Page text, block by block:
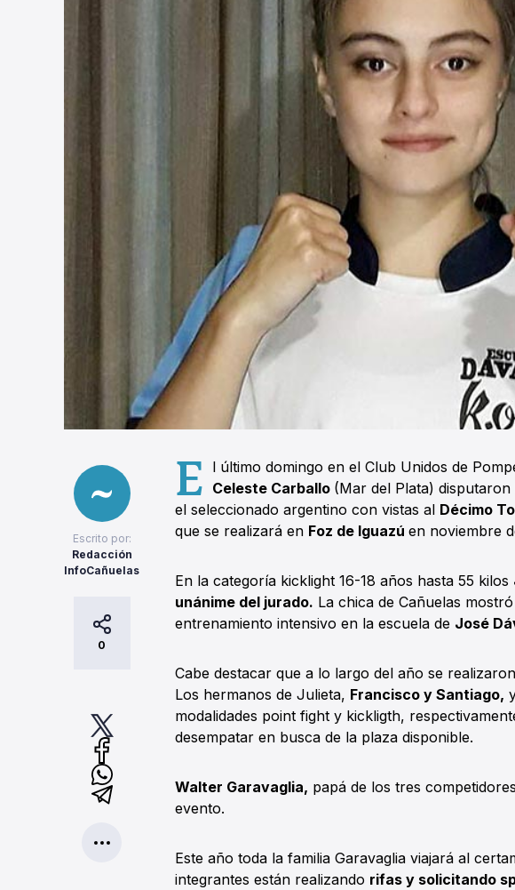
Escrito por:
Redacción
InfoCañuelas
0
E l último domingo en el Club Unidos de
Celeste Carballo (Mar del Plata)
el seleccionado argentino con vistas al Décimo
que se realizará en Foz de Iguazú en noviembre
En la categoría kicklight 16-18 años hasta 55 kilos
unánime del jurado. La chica de Cañuelas
entrenamiento intensivo en la escuela de José
Cabe destacar que a lo largo del año se
Los hermanos de Julieta, Francisco y Santiago,
modalidades point fight y kickligth,
desempatar en busca de la plaza disponible.
Walter Garavaglia, papá de los tres
evento.
Este año toda la familia Garavaglia viajará al
integrantes están realizando rifas y solicitando